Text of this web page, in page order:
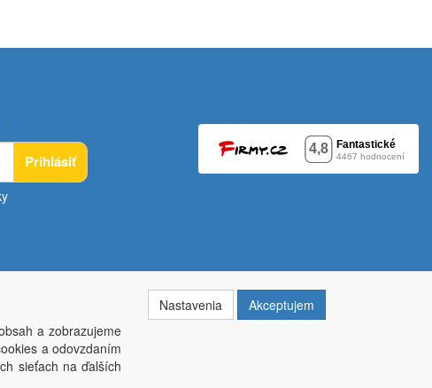
Prihlásiť
7. 2014, krajský soud v Brně oddíl C, vložka 84002
a zobrazujeme
a odovzdaním
sieťach na ďalších
Nastavenia Akceptujem